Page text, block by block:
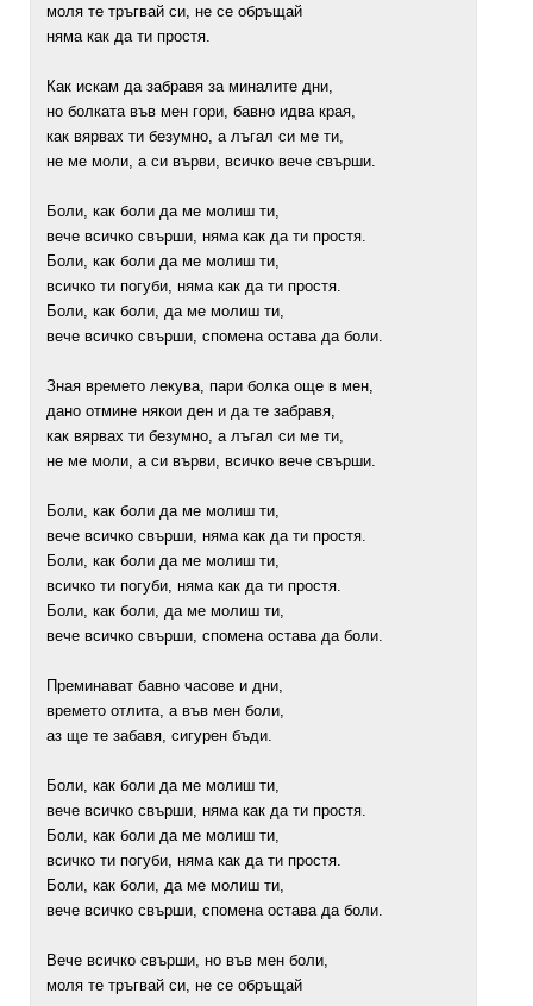
моля те тръгвай си, не се обръщай
няма как да ти простя.
Как искам да забравя за миналите дни,
но болката във мен гори, бавно идва края,
как вярвах ти безумно, а лъгал си ме ти,
не ме моли, а си върви, всичко вече свърши.
Боли, как боли да ме молиш ти,
вече всичко свърши, няма как да ти простя.
Боли, как боли да ме молиш ти,
всичко ти погуби, няма как да ти простя.
Боли, как боли, да ме молиш ти,
вече всичко свърши, спомена остава да боли.
Зная времето лекува, пари болка още в мен,
дано отмине някои ден и да те забравя,
как вярвах ти безумно, а лъгал си ме ти,
не ме моли, а си върви, всичко вече свърши.
Боли, как боли да ме молиш ти,
вече всичко свърши, няма как да ти простя.
Боли, как боли да ме молиш ти,
всичко ти погуби, няма как да ти простя.
Боли, как боли, да ме молиш ти,
вече всичко свърши, спомена остава да боли.
Преминават бавно часове и дни,
времето отлита, а във мен боли,
аз ще те забавя, сигурен бъди.
Боли, как боли да ме молиш ти,
вече всичко свърши, няма как да ти простя.
Боли, как боли да ме молиш ти,
всичко ти погуби, няма как да ти простя.
Боли, как боли, да ме молиш ти,
вече всичко свърши, спомена остава да боли.
Вече всичко свърши, но във мен боли,
моля те тръгвай си, не се обръщай